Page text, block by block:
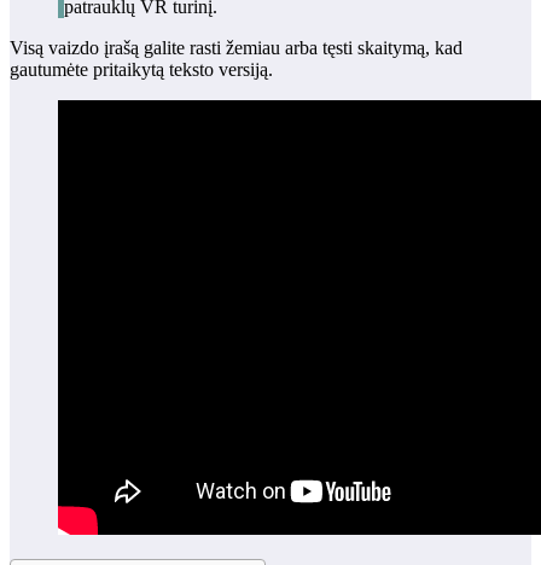
patrauklų VR turinį.
Visą vaizdo įrašą galite rasti žemiau arba tęsti skaitymą, kad
gautumėte pritaikytą teksto versiją.